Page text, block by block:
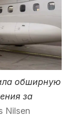
обширную
за
Nilsen